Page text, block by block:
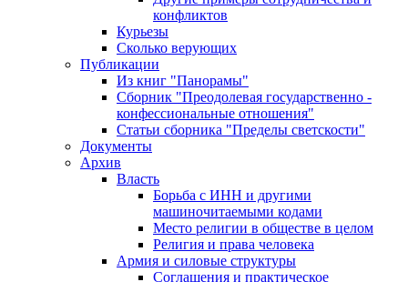
конфликтов
Курьезы
Сколько верующих
Публикации
Из книг "Панорамы"
Сборник "Преодолевая государственно -
конфессиональные отношения"
Статьи сборника "Пределы светскости"
Документы
Архив
Власть
Борьба с ИНН и другими
машиночитаемыми кодами
Место религии в обществе в целом
Религия и права человека
Армия и силовые структуры
Соглашения и практическое